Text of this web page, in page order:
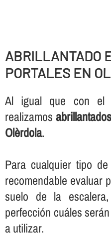
ABRILLANTADO
PORTALES EN
Al igual que con el
realizamos
Olèrdola.
Para cualquier tipo
recomendable evaluar
suelo de la
perfección cuáles
a utilizar.